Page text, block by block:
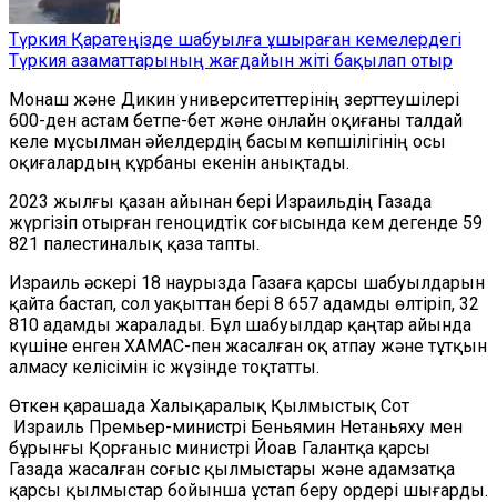
Түркия Қаратеңізде шабуылға ұшыраған кемелердегі
Түркия азаматтарының жағдайын жіті бақылап отыр
Монаш және Дикин университеттерінің зерттеушілері
600-ден астам бетпе-бет және онлайн оқиғаны талдай
келе мұсылман әйелдердің басым көпшілігінің осы
оқиғалардың құрбаны екенін анықтады.
2023 жылғы қазан айынан бері Израильдің Газада
жүргізіп отырған геноцидтік соғысында кем дегенде 59
821 палестиналық қаза тапты.
Израиль әскері 18 наурызда Газаға қарсы шабуылдарын
қайта бастап, сол уақыттан бері 8 657 адамды өлтіріп, 32
810 адамды жаралады. Бұл шабуылдар қаңтар айында
күшіне енген ХАМАС-пен жасалған оқ атпау және тұтқын
алмасу келісімін іс жүзінде тоқтатты.
Өткен қарашада Халықаралық Қылмыстық Сот
Израиль Премьер-министрі Беньямин Нетаньяху мен
бұрынғы Қорғаныс министрі Йоав Галантқа қарсы
Газада жасалған соғыс қылмыстары және адамзатқа
қарсы қылмыстар бойынша ұстап беру ордері шығарды.